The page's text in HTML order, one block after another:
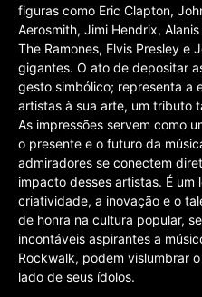
figuras como Eric Clapton,
Aerosmith, Jimi Hendrix,
The Ramones, Elvis Presley e
gigantes. O ato de depositar
gesto simbólico; representa a
artistas à sua arte, um tributo
As impressões servem como
o presente e o futuro da
admiradores se conectem
impacto desses artistas. É
criatividade, a inovação e o
de honra na cultura popular,
incontáveis aspirantes a
Rockwalk, podem vislumbrar
lado de seus ídolos.